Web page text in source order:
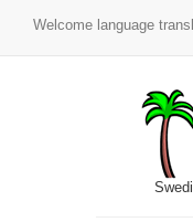
Welcome language